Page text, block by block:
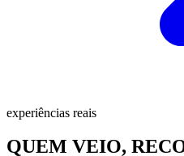
experiências reais
QUEM VEIO,